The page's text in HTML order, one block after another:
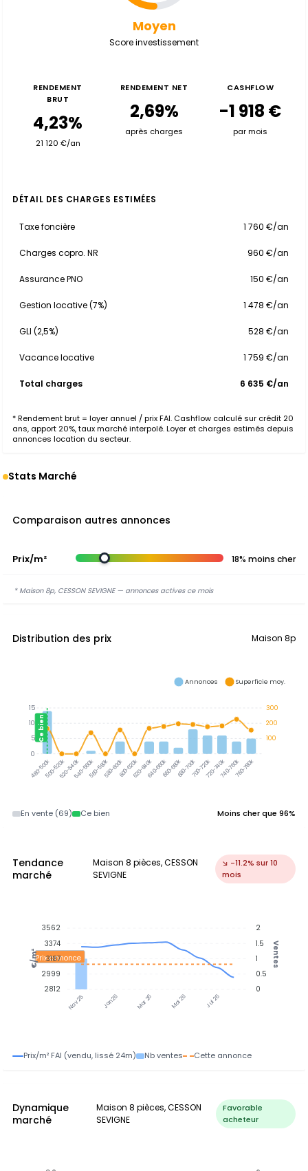
Moyen
Score investissement
RENDEMENT
BRUT
4,23%
21 120 €/an
RENDEMENT NET
2,69%
après charges
CASHFLOW
-1 918 €
par mois
DÉTAIL DES CHARGES ESTIMÉES
Taxe foncière 1 760 €/an
Charges copro. NR 960 €/an
Assurance PNO 150 €/an
Gestion locative (7%) 1 478 €/an
GLI (2,5%) 528 €/an
Vacance locative 1 759 €/an
Total charges 6 635 €/an
* Rendement brut = loyer annuel / prix FAI. Cashflow calculé sur crédit 20
ans, apport 20%, taux marché interpolé. Loyer et charges estimés depuis
annonces location du secteur.
Stats Marché
Comparaison autres annonces
Prix/m² 18% moins cher
* Maison 8p, CESSON SEVIGNE — annonces actives ce mois
Distribution des prix Maison 8p
480-500k500-520k520-540k540-560k560-580k580-600k600-620k620-640k640-660k660-680k680-700k700-720k720-740k740-760k760-780k
Ce bien
300
200
100
15
10
5
0
Annonces Superficie moy.
En vente (69) Ce bien Moins cher que 96%
Tendance
marché
Maison 8 pièces, CESSON
SEVIGNE
↘ -11.2% sur 10
mois
Nov 25 Jan 26 Mar 26 Mai 26 Jul 26
Prix annonce
2
1.5
1
0.5
0
Ventes
3562
3374
3187
2999
2812
€/m²
Prix/m² FAI (vendu, lissé 24m) Nb ventes Cette annonce
Dynamique
marché
Maison 8 pièces, CESSON
SEVIGNE
Favorable
acheteur